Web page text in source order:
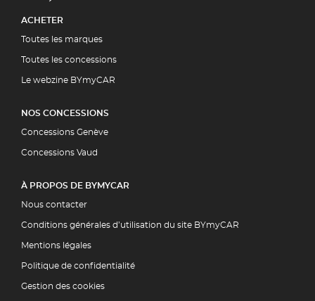
ACHETER
Toutes les marques
Toutes les concessions
Le webzine BYmyCAR
NOS CONCESSIONS
Concessions Genève
Concessions Vaud
À PROPOS DE BYMYCAR
Nous contacter
Conditions générales d’utilisation du site BYmyCAR
Mentions légales
Politique de confidentialité
Gestion des cookies